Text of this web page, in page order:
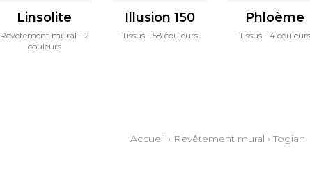
Linsolite
Revêtement mural
2
couleurs
Illusion 150
Tissus 58 couleurs
Phloème
Tissus 4 couleurs
Accueil › Revêtement mural ›Togian